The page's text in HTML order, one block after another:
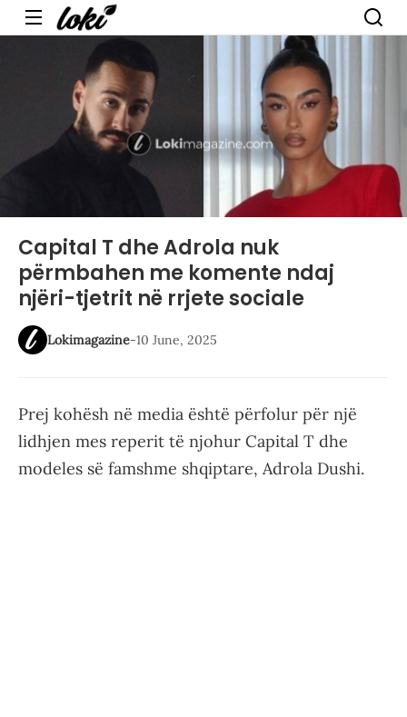
Menu
Capital T dhe Adrola nuk
përmbahen me komente ndaj
njëri-tjetrit në rrjete sociale
Lokimagazine-10 June, 2025
Prej kohësh në media është përfolur për një
lidhjen mes reperit të njohur Capital T dhe
modeles së famshme shqiptare, Adrola Dushi.